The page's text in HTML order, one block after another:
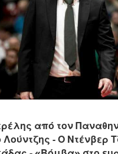
από τον
- Ο Ντένβερ